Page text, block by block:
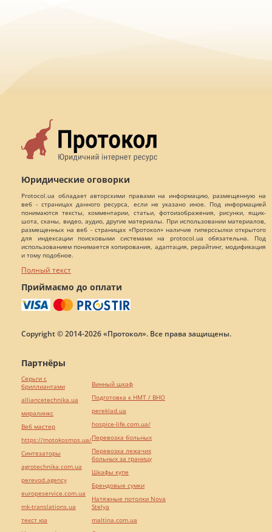
Юридические оговорки
Protocol.ua обладает авторскими правами на информацию, размещенную на
веб - страницах данного ресурса, если не указано иное. Под информацией
понимаются тексты, комментарии, статьи, фотоизображения, рисунки, ящик-
шота, сканы, видео, аудио, другие материалы. При использовании материалов,
размещенных на веб - страницах «Протокол» наличие гиперссылки открытого
для индексации поисковыми системами на protocol.ua обязательна. Под
использованием понимается копирования, адаптация, рерайтинг, модификация
и тому подобное.
Полный текст
Приймаємо до оплати
Copyright © 2014-2026 «Протокол». Все права защищены.
Партнёры
Серьги с
бриллиантами
alliancetechnika.ua
миралинкс
Веб мастер
https://motokosmos.ua/
Синтезаторы
agrotechnika.com.ua
perevod.agency
europeservice.com.ua
mk-translations.ua
текст юа
Винный шкаф
Подготовка к НМТ / ВНО
pereklad.ua
hospice-life.com.ua/
Перевозка больных
Перевозка лежачих
больных за границу
Шкафы купе
Брендовые сумки
Натяжные потолки Nova
Stelya
maltina.com.ua